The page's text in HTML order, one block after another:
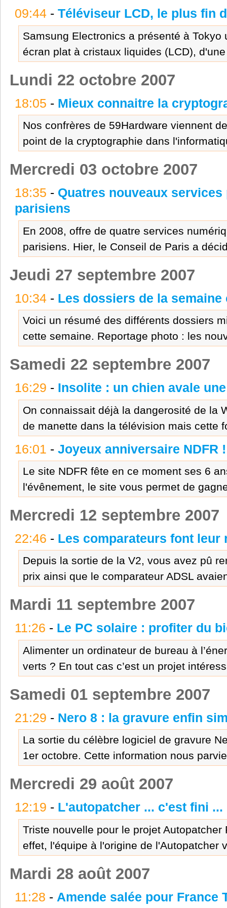
09:44- Téléviseur LCD, le plus fin
Samsung Electronics a présenté à
écran plat à cristaux liquides (LCD),
Lundi 22 octobre 2007
18:05 - Mieux connaitre la
Nos confrères de 59Hardware viennent
point de la cryptographie dans
Mercredi 03 octobre 2007
18:35 - Quatres nouveaux
parisiens
En 2008, offre de quatre services
parisiens. Hier, le Conseil de Paris a
Jeudi 27 septembre 2007
10:34- Les dossiers de la
Voici un résumé des différents dossiers
cette semaine. Reportage photo : les
Samedi 22 septembre 2007
16:29 - Insolite : un chien avale
On connaissait déjà la dangerosité de la
de manette dans la télévision mais cette
16:01 - Joyeux anniversaire NDFR !
Le site NDFR fête en ce moment ses 6
l'évênement, le site vous permet de
Mercredi 12 septembre 2007
22:46 - Les comparateurs font leur
Depuis la sortie de la V2, vous avez pû
prix ainsi que le comparateur ADSL
Mardi 11 septembre 2007
11:26 - Le PC solaire : profiter du
Alimenter un ordinateur de bureau à
verts ? En tout cas c’est un projet
Samedi 01 septembre 2007
21:29 - Nero 8 : la gravure enfin
La sortie du célèbre logiciel de gravure
1er octobre. Cette information nous
Mercredi 29 août 2007
12:19 - L'autopatcher ... c'est fini ...
Triste nouvelle pour le projet
effet, l'équipe à l'origine de l'Autopatcher
Mardi 28 août 2007
11:28 - Amende salée pour France